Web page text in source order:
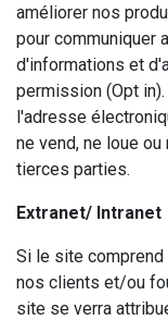
améliorer nos
pour communiquer
d'informations et
permission (Opt
l'adresse
ne vend, ne loue
tierces parties.
Extranet/ Intranet
Si le site
nos clients et/ou
site se verra